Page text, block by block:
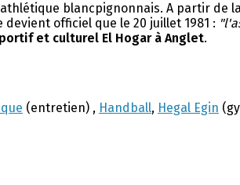
blancpignonnais. A partir de
officiel que le 20 juillet 1981 :
et culturel El Hogar à Anglet.
(entretien) , Handball, Hegal Egin